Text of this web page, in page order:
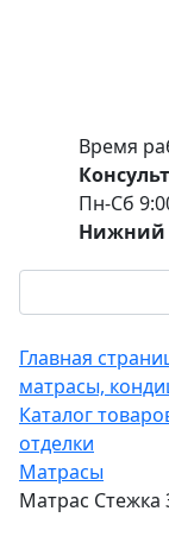
Время
Пн-Сб
Нижний
Главная
матрасы,
Каталог
отделки
Матрасы
Матрас